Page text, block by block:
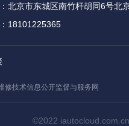
北京市东城区南竹杆胡同6号北
18101225365
修技术信息公开监督与服务网
©2022